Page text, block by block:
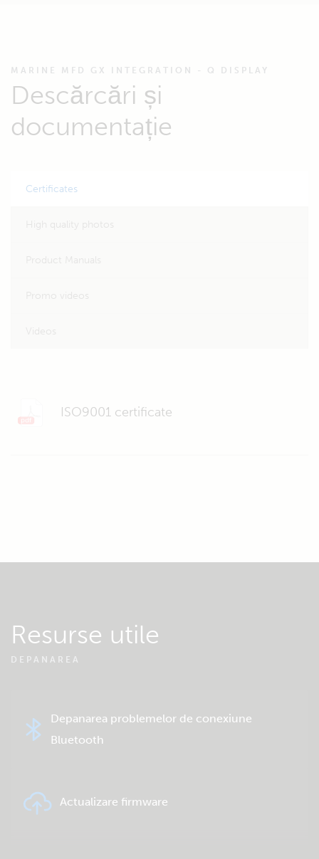
MARINE MFD GX INTEGRATION - Q DISPLAY
Descărcări și
documentație
Certificates
ISO9001 certificate
Resurse utile
DEPANAREA
Depanarea problemelor de conexiune
Bluetooth
Actualizare firmware